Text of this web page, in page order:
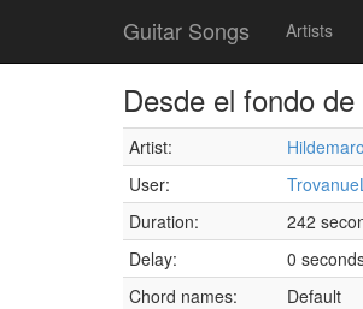
Guitar Songs Artists
Desde el fondo
Artist: Hildemaro
User:
Duration:
242
Delay:
0
Chord names:
Default